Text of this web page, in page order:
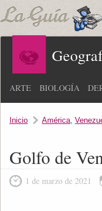
ARTE BIOLOGÍA
Inicio América,
Golfo de
1 de marzo de 2021